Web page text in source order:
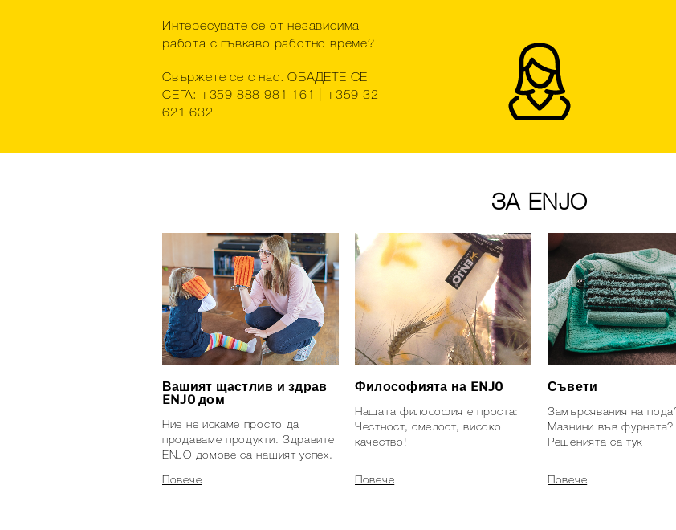
Интересувате се от независима
работа с гъвкаво работно време?
Свържете се с нас. ОБАДЕТЕ СЕ
СЕГА: +359 888 981 161 | +359 32
621 632
ЗА ENJO
Вашият щастлив и здрав
ENJO дом
Ние не искаме просто да
продаваме продукти. Здравите
ENJO домове са нашият успех.
Повече
Философията на ENJO
Нашата философия е проста:
Честност, смелост, високо
качество!
Повече
Съвети
Замърсявания на
Мазнини във фурната?
Решенията са тук
Повече